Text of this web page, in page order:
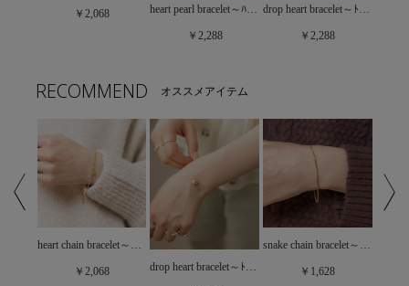
￥2,068 heart pearl bracelet～ﾊｰﾄﾊﾟｰﾙﾌﾞﾚｽﾚｯﾄ
￥2,288
drop heart bracelet～ﾄﾞﾛｯﾌﾟﾊｰﾄﾌﾞﾚｽﾚｯﾄ
￥2,288
RECOMMEND オススメアイテム
heart chain bracelet～ﾊｰﾄﾁｪｰﾝﾌﾞﾚｽﾚｯﾄ
￥2,068 drop heart bracelet～ﾄﾞﾛｯﾌﾟﾊｰﾄﾌﾞﾚｽﾚｯﾄ
snake chain bracelet～ｽﾈｰｸﾁｪｰﾝﾌﾞﾚｽﾚｯﾄ
￥1,628